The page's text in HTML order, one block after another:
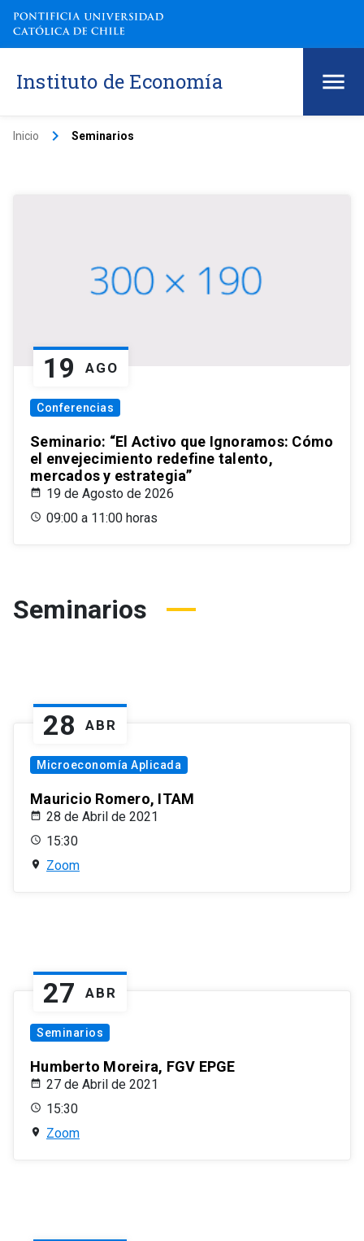
Instituto de Economía
Inicio keyboard_arrow_right Seminarios
19 AGO
Conferencias
Seminario: “El Activo que Ignoramos: Cómo
el envejecimiento redefine talento,
mercados y estrategia”
19 de Agosto de 2026
09:00 a 11:00 horas
Seminarios
28 ABR
Microeconomía Aplicada
Mauricio Romero, ITAM
28 de Abril de 2021
15:30
Zoom
27 ABR
Seminarios
Humberto Moreira, FGV EPGE
27 de Abril de 2021
15:30
Zoom